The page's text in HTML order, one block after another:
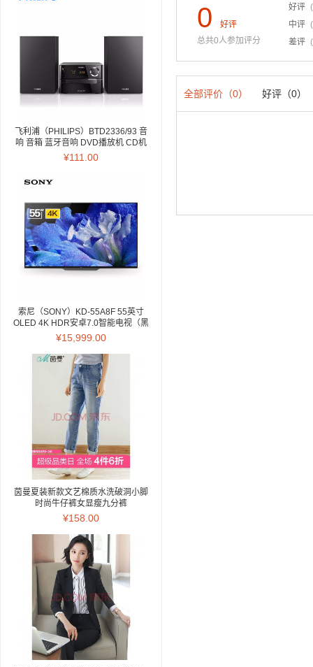
飞利浦（PHILIPS）BTD2336/93 音
响 音箱 蓝牙音响 DVD播放机 CD机
迷你音响 电视音响 电脑音响 家庭卡
¥111.00
索尼（SONY）KD-55A8F 55英寸
OLED 4K HDR安卓7.0智能电视（黑
色）
¥15,999.00
茵曼夏装新款文艺棉质水洗破洞小脚
时尚牛仔裤女显瘦九分裤
【18823VP34762】 牛仔蓝 27
¥158.00
0
好评
总共0人参加评分
好评
中评
差评
全部评价（0） 好评（0）